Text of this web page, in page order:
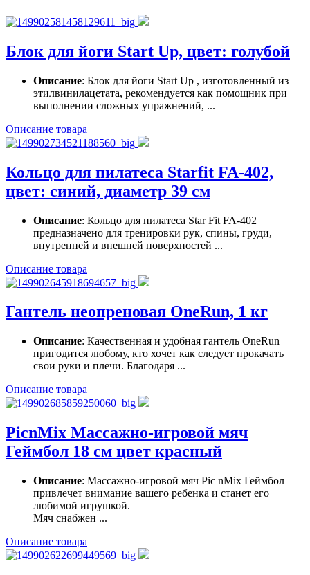
Блок для йоги Start Up, цвет: голубой
Описание: Блок для йоги Start Up , изготовленный из
этилвинилацетата, рекомендуется как помощник при
выполнении сложных упражнений, ...
Описание товара
Кольцо для пилатеса Starfit FA-402,
цвет: синий, диаметр 39 см
Описание: Кольцо для пилатеса Star Fit FA-402
предназначено для тренировки рук, спины, груди,
внутренней и внешней поверхностей ...
Описание товара
Гантель неопреновая OneRun, 1 кг
Описание: Качественная и удобная гантель OneRun
пригодится любому, кто хочет как следует прокачать
свои руки и плечи. Благодаря ...
Описание товара
PicnMix Массажно-игровой мяч
Геймбол 18 см цвет красный
Описание: Массажно-игровой мяч Pic nMix Геймбол
привлечет внимание вашего ребенка и станет его
любимой игрушкой.
Мяч снабжен ...
Описание товара